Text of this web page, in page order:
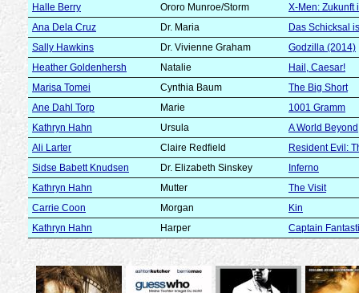
Halle Berry
Ororo Munroe/Storm
X-Men: Zukunft
Ana Dela Cruz
Dr. Maria
Das Schicksal
Sally Hawkins
Dr. Vivienne Graham
Godzilla (2014)
Heather Goldenhersh
Natalie
Hail, Caesar!
Marisa Tomei
Cynthia Baum
The Big Short
Ane Dahl Torp
Marie
1001 Gramm
Kathryn Hahn
Ursula
A World Beyond
Ali Larter
Claire Redfield
Resident Evil:
Sidse Babett Knudsen
Dr. Elizabeth Sinskey
Inferno
Kathryn Hahn
Mutter
The Visit
Carrie Coon
Morgan
Kin
Kathryn Hahn
Harper Captain